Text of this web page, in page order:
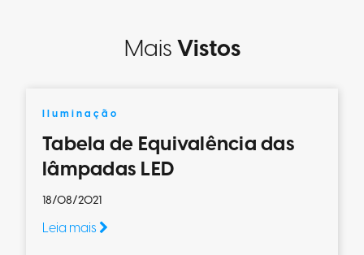
MaisVistos
Iluminação
Tabela de Equivalência das
lâmpadas LED
18/08/2021
Leia mais